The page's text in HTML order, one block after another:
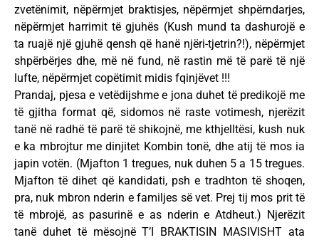
zvetënimit, nëpërmjet braktisjes, nëpërmjet shpërndarjes,
nëpërmjet harrimit të gjuhës (Kush mund ta dashurojë e
ta ruajë një gjuhë qensh që hanë njëri-tjetrin?!), nëpërmjet
shpërbërjes dhe, më në fund, në rastin më të parë të një
lufte, nëpërmjet copëtimit midis fqinjëvet !!!
Prandaj, pjesa e vetëdijshme e jona duhet të predikojë me
të gjitha format që, sidomos në raste votimesh, njerëzit
tanë në radhë të parë të shikojnë, me kthjelltësi, kush nuk
e ka mbrojtur me dinjitet Kombin tonë, dhe atij të mos ia
japin votën. (Mjafton 1 tregues, nuk duhen 5 a 15 tregues.
Mjafton të dihet që kandidati, psh e tradhton të shoqen,
pra, nuk mbron nderin e familjes së vet. Prej tij mos prit të
të mbrojë, as pasurinë e as nderin e Atdheut.) Njerëzit
tanë duhet të mësojnë T’I BRAKTISIN MASIVISHT ata